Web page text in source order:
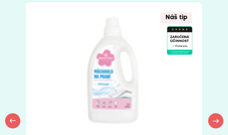
Náš tip